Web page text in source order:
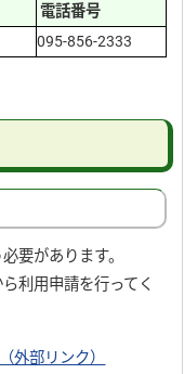
電話番号
095-856-2333
要があります。
利用申請を行ってく
外部リンク）